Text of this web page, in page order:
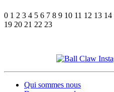
0 1 2 3 4 5 6 7 8 9 10 11 12 13 14
19 20 21 22 23
Qui sommes nous